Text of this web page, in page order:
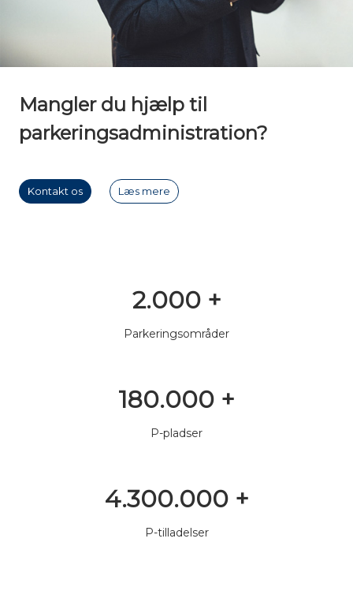
Mangler du hjælp til
parkeringsadministration?
Kontakt os Læs mere
2.000 +
Parkeringsområder
180.000 +
P-pladser
4.300.000 +
P-tilladelser